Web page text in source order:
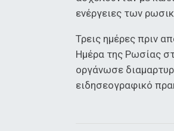
ενέργειες των
Τρεις ημέρες πριν
Ημέρα της Ρωσίας
οργάνωσε
ειδησεογραφικό